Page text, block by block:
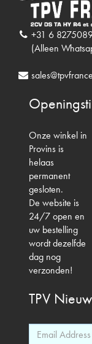
+31 6
(Alleen
Onze winkel in
Provins is
helaas
permanent
gesloten.
De website is
24/7 open en
uw bestelling
wordt dezelfde
dag nog
verzonden!
TPV